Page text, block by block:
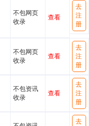
不包网页
收录
查看
去
注
册
不包网页
收录
查看
去
注
册
不包资讯
收录
查看
去
注
册
去